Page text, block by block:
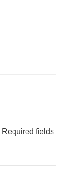
Required fields